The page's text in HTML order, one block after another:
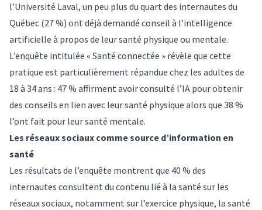
l’Université Laval, un peu plus du quart des internautes du
Québec (27 %) ont déjà demandé conseil à l’intelligence
artificielle à propos de leur santé physique ou mentale.
L’enquête intitulée « Santé connectée » révèle que cette
pratique est particulièrement répandue chez les adultes de
18 à 34 ans : 47 % affirment avoir consulté l’IA pour obtenir
des conseils en lien avec leur santé physique alors que 38 %
l’ont fait pour leur santé mentale.
Les réseaux sociaux comme source d’information en
santé
Les résultats de l’enquête montrent que 40 % des
internautes consultent du contenu lié à la santé sur les
réseaux sociaux, notamment sur l’exercice physique, la santé